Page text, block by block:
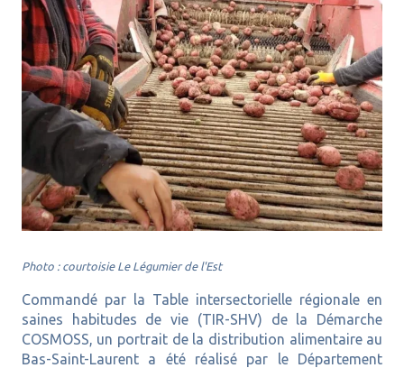
Photo : courtoisie Le Légumier de l'Est
Commandé par la Table intersectorielle régionale en
saines habitudes de vie (TIR-SHV) de la Démarche
COSMOSS, un portrait de la distribution alimentaire au
Bas-Saint-Laurent a été réalisé par le Département